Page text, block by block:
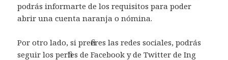
podrás informarte de los requisitos para poder
abrir una cuenta naranja o nómina.
Por otro lado, si prefieres las redes sociales, podrás
seguir los perfiles de Facebook y de Twitter de Ing